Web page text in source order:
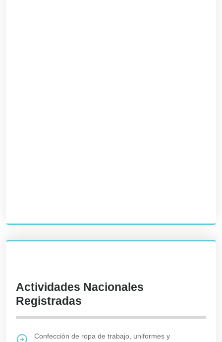
Actividades Nacionales
Registradas
Confección de ropa de trabajo, uniformes y